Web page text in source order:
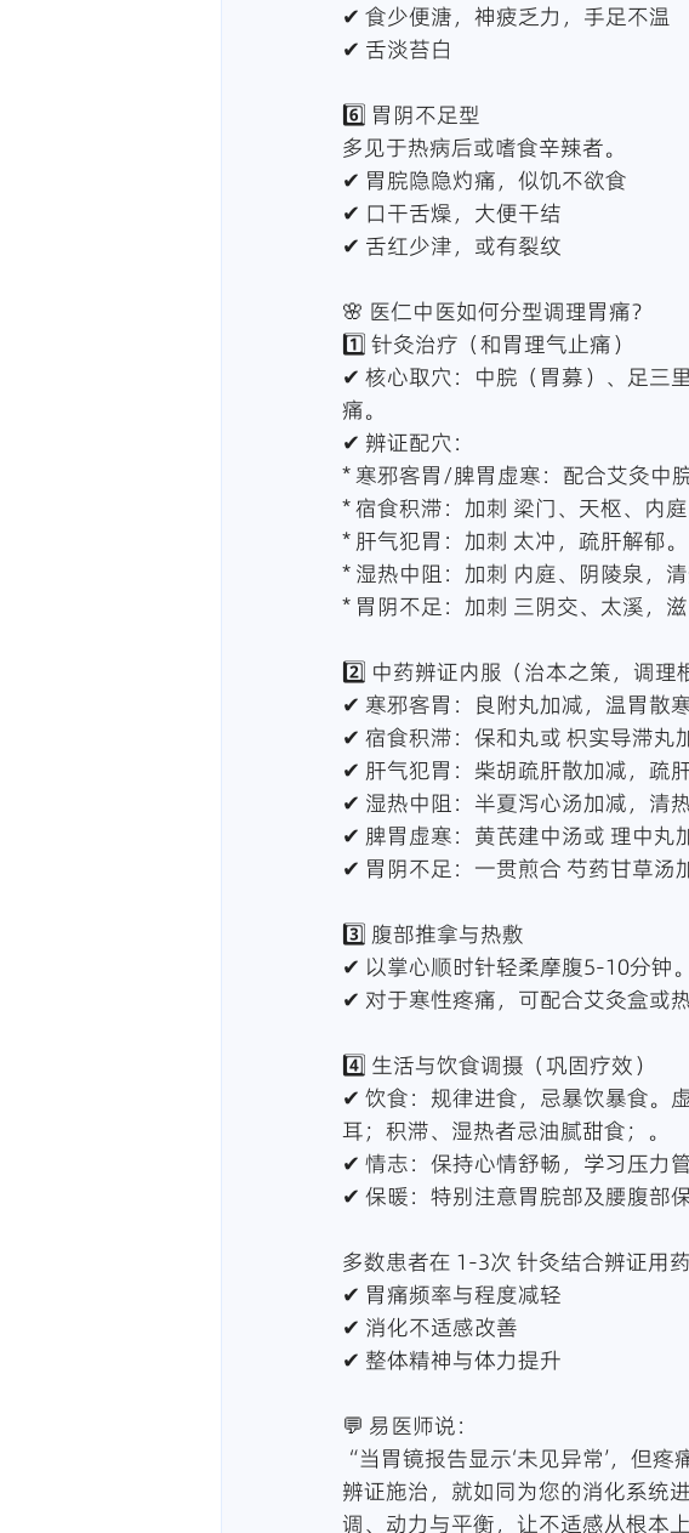
✔ 食少便溏，神疲乏力，手足不温
✔ 舌淡苔白
6️⃣ 胃阴不足型
多见于热病后或嗜食辛辣者。
✔ 胃脘隐隐灼痛，似饥不欲食
✔ 口干舌燥，大便干结
✔ 舌红少津，或有裂纹
🌸 医仁中医如何分型调理胃痛？
1️⃣ 针灸治疗（和胃理气止痛）
✔ 核心取穴：中脘（胃募）、足三
痛。
✔ 辨证配穴：
* 寒邪客胃/脾胃虚寒：配合艾灸中
* 宿食积滞：加刺 梁门、天枢、内庭
* 肝气犯胃：加刺 太冲，疏肝解郁。
* 湿热中阻：加刺 内庭、阴陵泉，清
* 胃阴不足：加刺 三阴交、太溪，滋
2️⃣ 中药辨证内服（治本之策，调理
✔ 寒邪客胃：良附丸加减，温胃散
✔ 宿食积滞：保和丸或 枳实导滞丸
✔ 肝气犯胃：柴胡疏肝散加减，疏
✔ 湿热中阻：半夏泻心汤加减，清
✔ 脾胃虚寒：黄芪建中汤或 理中丸
✔ 胃阴不足：一贯煎合 芍药甘草汤
3️⃣ 腹部推拿与热敷
✔ 以掌心顺时针轻柔摩腹5-10分钟。
✔ 对于寒性疼痛，可配合艾灸盒或
4️⃣ 生活与饮食调摄（巩固疗效）
✔ 饮食：规律进食，忌暴饮暴食。
耳；积滞、湿热者忌油腻甜食；。
✔ 情志：保持心情舒畅，学习压力管
✔ 保暖：特别注意胃脘部及腰腹部保
多数患者在 1-3次 针灸结合辨证用药
✔ 胃痛频率与程度减轻
✔ 消化不适感改善
✔ 整体精神与体力提升
💬 易医师说：
“当胃镜报告显示‘未见异常’，但疼
辨证施治，就如同为您的消化系统
调、动力与平衡，让不适感从根本